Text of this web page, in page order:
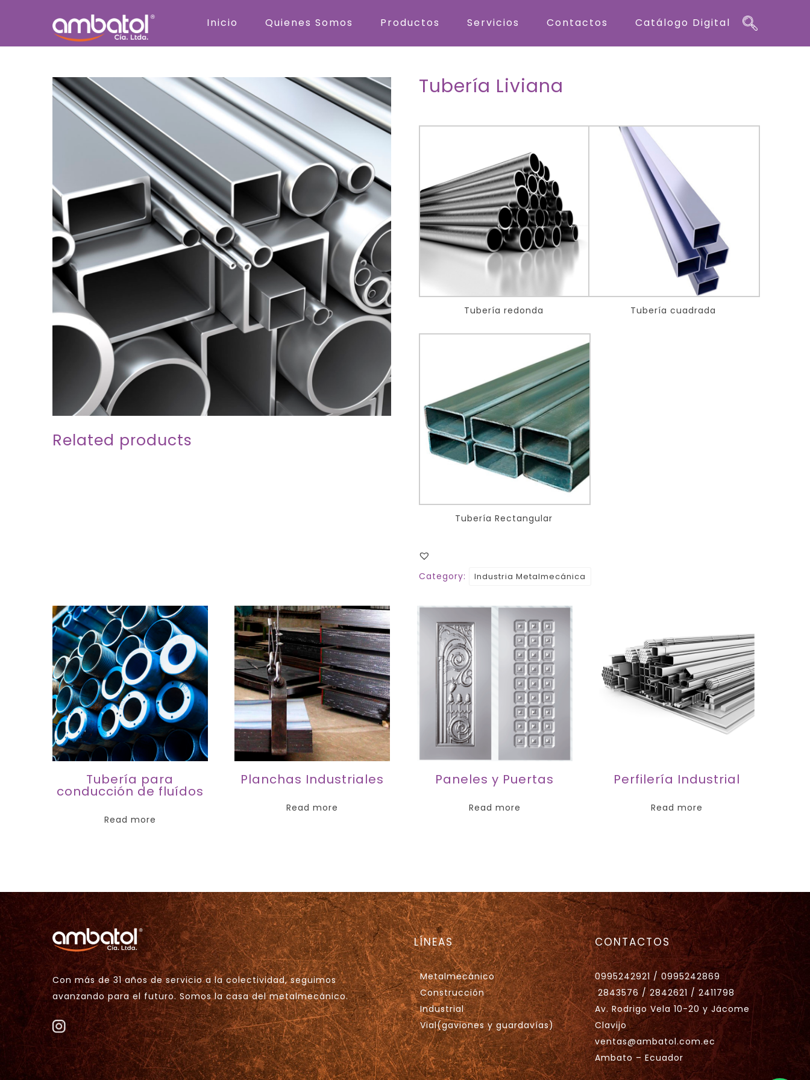
Inicio Quienes Somos Productos Servicios Contactos Catálogo Digital
Tubería Liviana
Tubería redonda Tubería cuadrada
Tubería Rectangular
Category: Industria Metalmecánica
Related products
Tubería para
conducción de fluídos
Read more
Planchas Industriales
Read more
Paneles y Puertas
Read more
Perfilería Industrial
Read more
Con más de 31 años de servicio a la colectividad, seguimos
avanzando para el futuro. Somos la casa del metalmecánico.
LÍNEAS
Metalmecánico
Construcción
Industrial
Vial(gaviones y guardavías)
CONTACTOS
0995242921 / 0995242869
2843576 / 2842621 / 2411798
Av. Rodrigo Vela 10-20 y Jácome
Clavijo
ventas@ambatol.com.ec
Ambato – Ecuador